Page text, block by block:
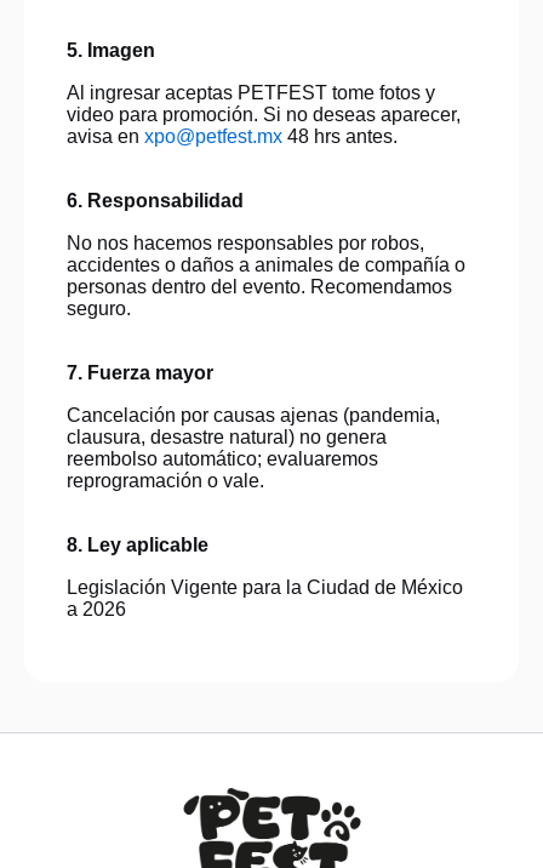
5. Imagen
Al ingresar aceptas PETFEST tome fotos y
video para promoción. Si no deseas aparecer,
avisa en xpo@petfest.mx 48 hrs antes.
6. Responsabilidad
No nos hacemos responsables por robos,
accidentes o daños a animales de compañía o
personas dentro del evento. Recomendamos
seguro.
7. Fuerza mayor
Cancelación por causas ajenas (pandemia,
clausura, desastre natural) no genera
reembolso automático; evaluaremos
reprogramación o vale.
8. Ley aplicable
Legislación Vigente para la Ciudad de México
a 2026